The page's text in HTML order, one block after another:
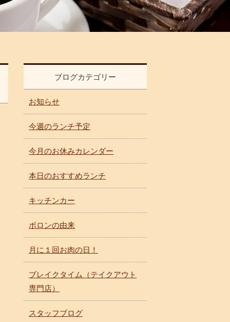
ブログカテゴリー
お知らせ
今週のランチ予定
今月のお休みカレンダー
本日のおすすめランチ
キッチンカー
ボロンの由来
月に１回お肉の日！
ブレイクタイム（テイクアウト
専門店）
スタッフブログ